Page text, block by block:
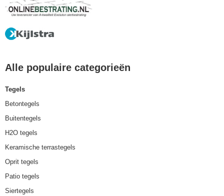
Alle populaire categorieën
Tegels
Betontegels
Buitentegels
H2O tegels
Keramische terrastegels
Oprit tegels
Patio tegels
Siertegels